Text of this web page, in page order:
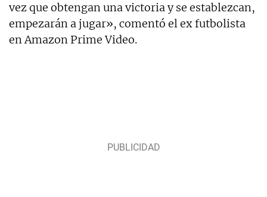
vez que obtengan una victoria y se establezcan,
empezarán a jugar», comentó el ex futbolista
en Amazon Prime Video.